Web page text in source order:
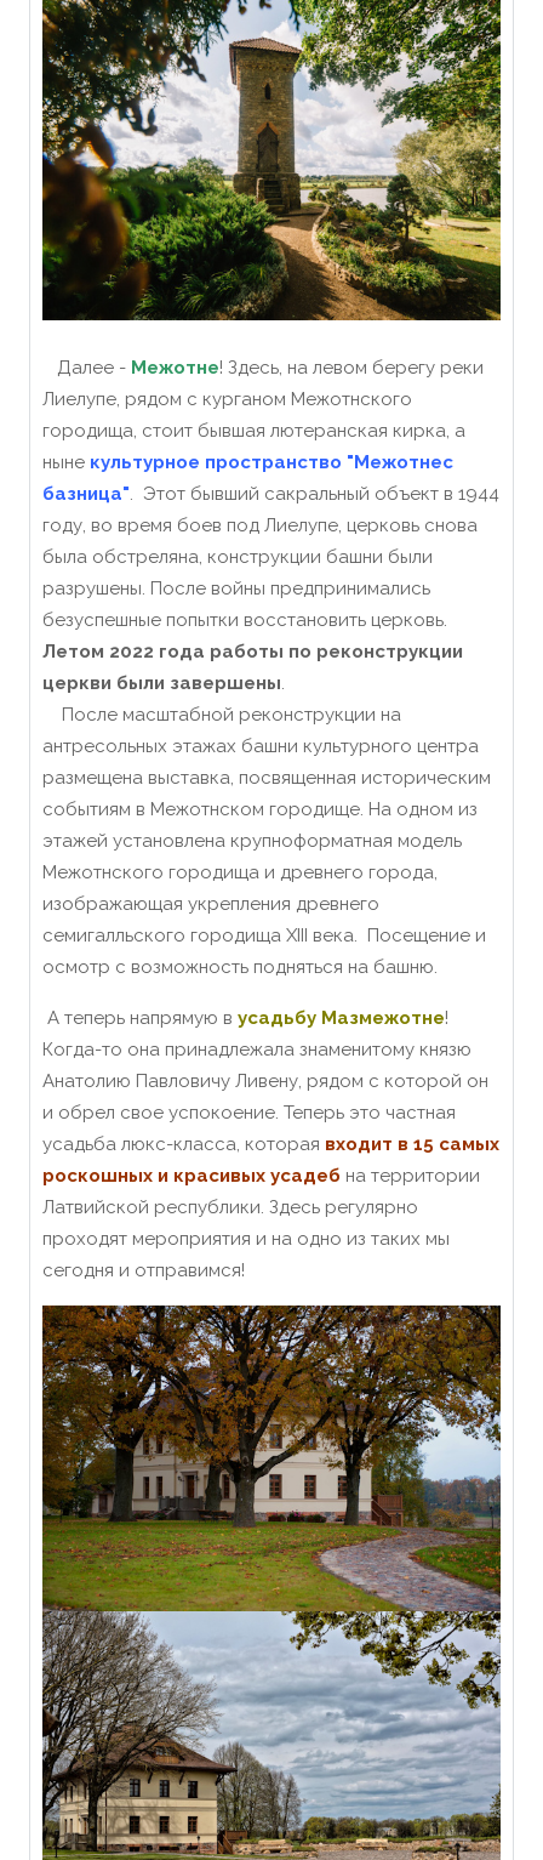
Далее - Межотне! Здесь, на левом берегу реки
Лиелупе, рядом с курганом Межотнского
городища, стоит бывшая лютеранская кирка, а
ныне культурное пространство "Межотнес
базница". Этот бывший сакральный объект в 1944
году, во время боев под Лиелупе, церковь снова
была обстреляна, конструкции башни были
разрушены. После войны предпринимались
безуспешные попытки восстановить церковь.
Летом 2022 года работы по реконструкции
церкви были завершены.
После масштабной реконструкции на
антресольных этажах башни культурного центра
размещена выставка, посвященная историческим
событиям в Межотнском городище. На одном из
этажей установлена ​​крупноформатная модель
Межотнского городища и древнего города,
изображающая укрепления древнего
семигалльского городища XIII века. Посещение и
осмотр с возможность подняться на башню.
А теперь напрямую в усадьбу Мазмежотне!
Когда-то она принадлежала знаменитому князю
Анатолию Павловичу Ливену, рядом с которой он
и обрел свое успокоение. Теперь это частная
усадьба люкс-класса, которая входит в 15 самых
роскошных и красивых усадеб на территории
Латвийской республики. Здесь регулярно
проходят мероприятия и на одно из таких мы
сегодня и отправимся!